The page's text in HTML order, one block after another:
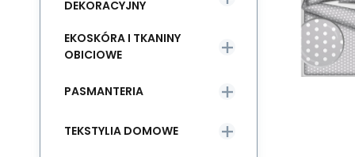
DEKORACYJNY
EKOSKÓRA I TKANINY
OBICIOWE
PASMANTERIA
TEKSTYLIA DOMOWE